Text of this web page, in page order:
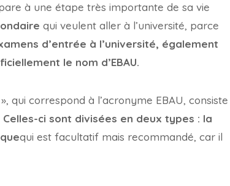
à une étape très importante de sa vie
qui veulent aller à l’université, parce
d’entrée à l’université, également
le nom d’EBAU.
qui correspond à l’acronyme EBAU, consiste
ci sont divisées en deux types : la
qui est facultatif mais recommandé, car il